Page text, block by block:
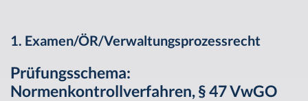
1. Examen/ÖR/Verwaltungsprozessrecht
Prüfungsschema:
Normenkontrollverfahren, § 47 VwGO